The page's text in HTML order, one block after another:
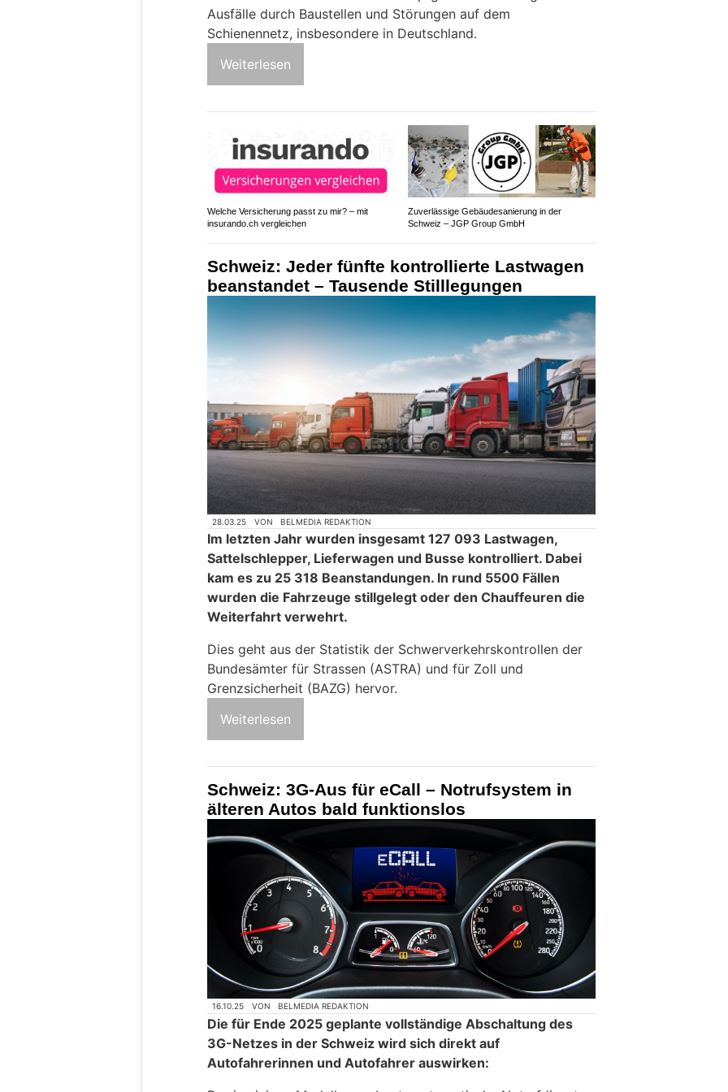
Ausfälle durch Baustellen und Störungen auf dem
Schienennetz, insbesondere in Deutschland.
Weiterlesen
Welche Versicherung passt zu mir? – mit
insurando.ch vergleichen
Zuverlässige Gebäudesanierung in der
Schweiz – JGP Group GmbH
Schweiz: Jeder fünfte kontrollierte Lastwagen
beanstandet – Tausende Stilllegungen
28.03.25 VON BELMEDIA REDAKTION
Im letzten Jahr wurden insgesamt 127 093 Lastwagen,
Sattelschlepper, Lieferwagen und Busse kontrolliert. Dabei
kam es zu 25 318 Beanstandungen. In rund 5500 Fällen
wurden die Fahrzeuge stillgelegt oder den Chauffeuren die
Weiterfahrt verwehrt.
Dies geht aus der Statistik der Schwerverkehrskontrollen der
Bundesämter für Strassen (ASTRA) und für Zoll und
Grenzsicherheit (BAZG) hervor.
Weiterlesen
Schweiz: 3G-Aus für eCall – Notrufsystem in
älteren Autos bald funktionslos
16.10.25 VON BELMEDIA REDAKTION
Die für Ende 2025 geplante vollständige Abschaltung des
3G-Netzes in der Schweiz wird sich direkt auf
Autofahrerinnen und Autofahrer auswirken: